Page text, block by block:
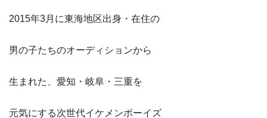
2015年3月に東海地区出身・在住の
男の子たちのオーディションから
生まれた、愛知・岐阜・三重を
元気にする次世代イケメンボーイズ